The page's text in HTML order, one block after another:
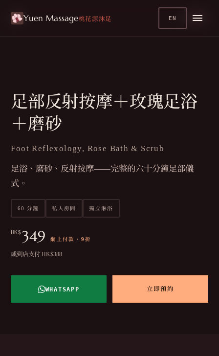
Yuen Massage桃花源沐足 EN
療程 / 足部療程
足部反射按摩＋玫瑰足浴
＋磨砂
Foot Reflexology, Rose Bath & Scrub
足浴、磨砂、反射按摩——完整的六十分鐘足部儀
式。
60 分鐘 私人房間 獨立淋浴
HK$349 網上付款 · 9折
或到店支付 HK$388
WHATSAPP 立即預約